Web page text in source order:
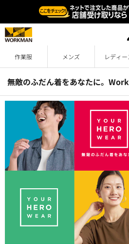
作業服 メンズ レディー
無敵のふだん着をあなたに。